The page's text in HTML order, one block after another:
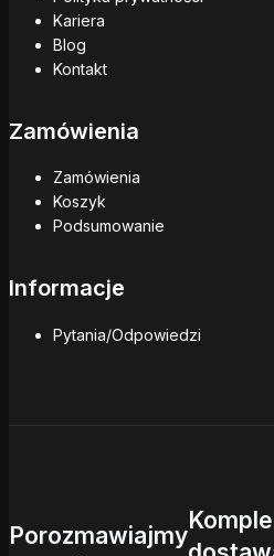
Kariera
Blog
Kontakt
Zamówienia
Zamówienia
Koszyk
Podsumowanie
Informacje
Pytania/Odpowiedzi
Porozmawiajmy